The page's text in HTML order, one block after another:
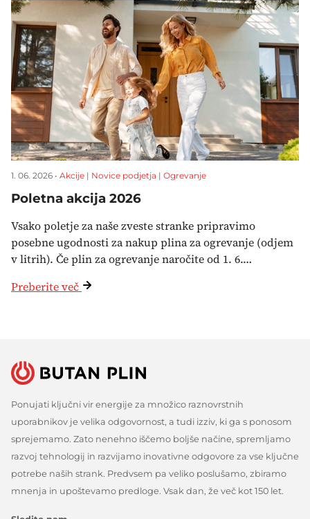
1. 06. 2026 • Akcije | Novice podjetja | Ogrevanje
Poletna akcija 2026
Vsako poletje za naše zveste stranke pripravimo
posebne ugodnosti za nakup plina za ogrevanje (odjem
v litrih). Če plin za ogrevanje naročite od 1. 6.…
Preberite več
Ponujati ključni vir energije za množico raznovrstnih
uporabnikov je velika odgovornost, a tudi izziv, ki ga s ponosom
sprejemamo. Zato nenehno iščemo boljše načine, spremljamo
razvoj tehnologij in razvijamo inovativne odgovore za vse ključne
potrebe naših strank. Predvsem pa veliko poslušamo, zbiramo
mnenja in upoštevamo predloge. Vsak dan, že več kot 150 let.